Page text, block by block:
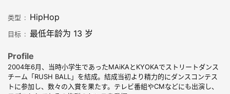
类型 HipHop
目标 最低年龄为 13 岁
Profile
2004年6月、当時小学生であったMAiKAとKYOKAでストリートダンス
チーム「RUSH BALL」を結成。結成当初より精力的にダンスコンテス
トに参加し、数々の入賞を果たす。テレビ番組やCMなどにも出演し、